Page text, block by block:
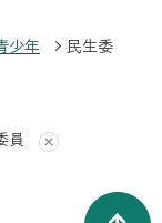
少年
民生委
員